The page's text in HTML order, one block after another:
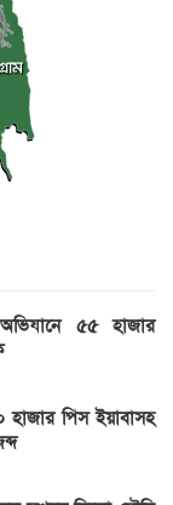
৫৫ হাজার
পিস ইয়াবাসহ